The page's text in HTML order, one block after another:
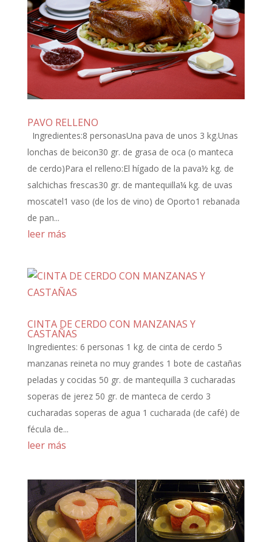
PAVO RELLENO
Ingredientes:8 personasUna pava de unos 3 kg.Unas
lonchas de beicon30 gr. de grasa de oca (o manteca
de cerdo)Para el relleno:El hígado de la pava½ kg. de
salchichas frescas30 gr. de mantequilla¼ kg. de uvas
moscatel1 vaso (de los de vino) de Oporto1 rebanada
de pan...
leer más
CINTA DE CERDO CON MANZANAS Y
CASTAÑAS
Ingredientes: 6 personas 1 kg. de cinta de cerdo 5
manzanas reineta no muy grandes 1 bote de castañas
peladas y cocidas 50 gr. de mantequilla 3 cucharadas
soperas de jerez 50 gr. de manteca de cerdo 3
cucharadas soperas de agua 1 cucharada (de café) de
fécula de...
leer más